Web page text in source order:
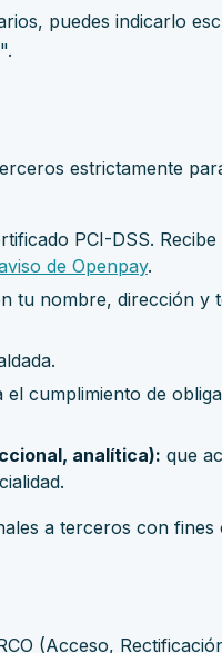
puedes indicarlo
estrictamente
PCI-DSS. Recibe
de Openpay.
tu nombre, dirección y
el cumplimiento de
analítica): que
a terceros con fines
(Acceso,